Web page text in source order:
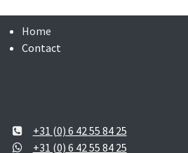
Home
Contact
+31 (0) 6 42 55 84 25
+31 (0) 6 42 55 84 25